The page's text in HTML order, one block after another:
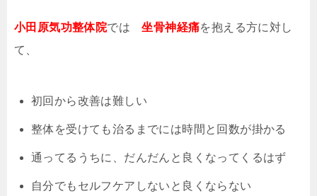
小田原気功整体院では坐骨神経痛を抱える方に対し
て、
初回から改善は難しい
整体を受けても治るまでには時間と回数が掛かる
通ってるうちに、だんだんと良くなってくるはず
自分でもセルフケアしないと良くならない